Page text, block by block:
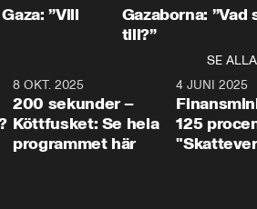
Thand Ring
”Vill
Gazaborna:
till?”
SE ALLA
4:29
8 OKT. 2025
200 sekunder –
Köttfusket: Se hela
programmet här
4 JUNI 2025
125